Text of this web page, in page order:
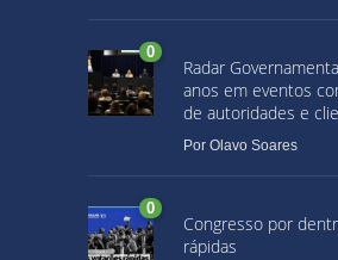
0
Radar
anos em eventos
de autoridades e
Por Olavo Soares
0
Congresso por
rápidas